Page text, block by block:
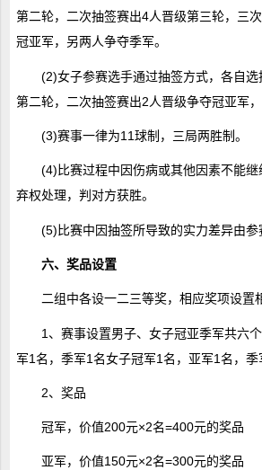
第二轮，二次抽签赛出4人晋级第三轮，三
冠亚军，另两人争夺季军。
(2)女子参赛选手通过抽签方式，各自
第二轮，二次抽签赛出2人晋级争夺冠亚军，
(3)赛事一律为11球制，三局两胜制。
(4)比赛过程中因伤病或其他因素不能
弃权处理，判对方获胜。
(5)比赛中因抽签所导致的实力差异由参
六、奖品设置
二组中各设一二三等奖，相应奖项设置
1、赛事设置男子、女子冠亚季军共六
军1名，季军1名女子冠军1名，亚军1名，季
2、奖品
冠军，价值200元×2名=400元的奖品
亚军，价值150元×2名=300元的奖品